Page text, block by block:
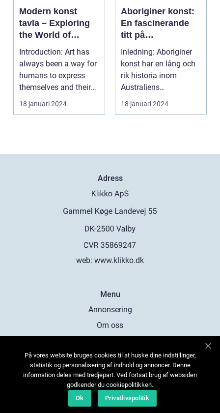
Modern konst
tavla – Exploring
the World of
Contemporary Art
Introduction: Art has
always been a way for
humans to express
themselves and their
experiences. Over...
18 januari 2024
Aboriginer konst:
En fascinerande
titt på
ursprungsbefolkni
ngens unika
konstform
Inledning: Aboriginer
konst har en lång och
rik historia inom
Australiens
ursprungsbefolkning.
Denna...
18 januari 2024
Adress
web: www.klikko.dk
Menu
Annonsering
Om oss
Kontakta oss
Sitemap
På vores website bruges cookies til at huske dine indstillinger,
statistik og personalisering af indhold og annoncer. Denne
information deles med tredjepart. Ved fortsat brug af websiden
godkender du cookiepolitikken.
Ok
Privatlivspolitik